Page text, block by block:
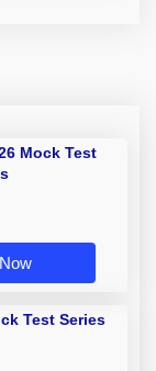
Mock Test
Test Series